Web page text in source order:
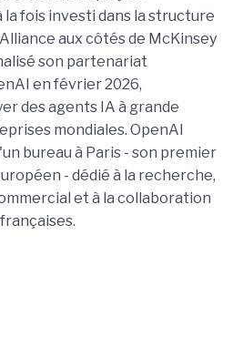
la fois investi dans la structure
aux côtés de McKinsey
son partenariat
en février 2026,
des agents IA à grande
mondiales. OpenAI
bureau à Paris - son premier
- dédié à la recherche,
et à la collaboration